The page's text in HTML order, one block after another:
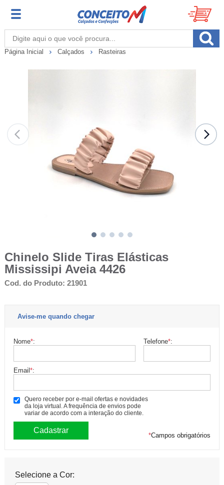
Página Inicial Calçados Rasteiras
Chinelo Slide Tiras Elásticas
Mississipi Aveia 4426
Cod. do Produto: 21901
Avise-me quando chegar
Nome*: Telefone*:
Email*:
Quero receber por e-mail ofertas e novidades
da loja virtual. A frequência de envios pode
variar de acordo com a interação do cliente.
*Campos obrigatórios
Selecione a Cor: